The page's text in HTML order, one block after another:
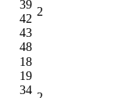
39
42
43
48
2
18
19
34